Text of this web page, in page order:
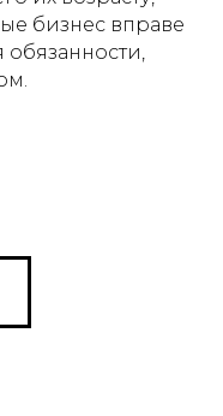
бизнес вправе